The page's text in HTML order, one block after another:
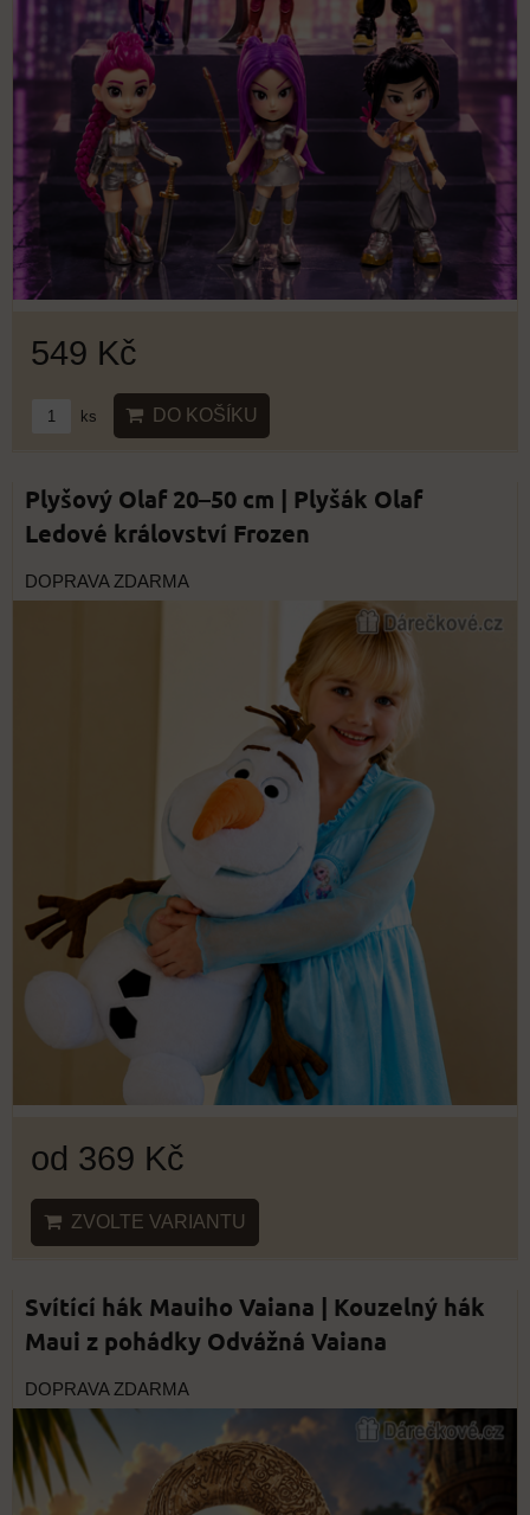
549 Kč
ks DO KOŠÍKU
Plyšový Olaf 20–50 cm | Plyšák Olaf
Ledové království Frozen
DOPRAVA ZDARMA
od 369 Kč
ZVOLTE VARIANTU
Svítící hák Mauiho Vaiana | Kouzelný hák
Maui z pohádky Odvážná Vaiana
DOPRAVA ZDARMA